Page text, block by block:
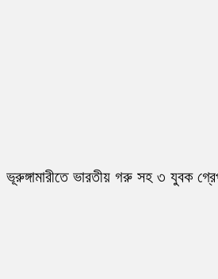
ভূরুঙ্গামারীতে ভারতীয় গরু সহ ৩ যুবক